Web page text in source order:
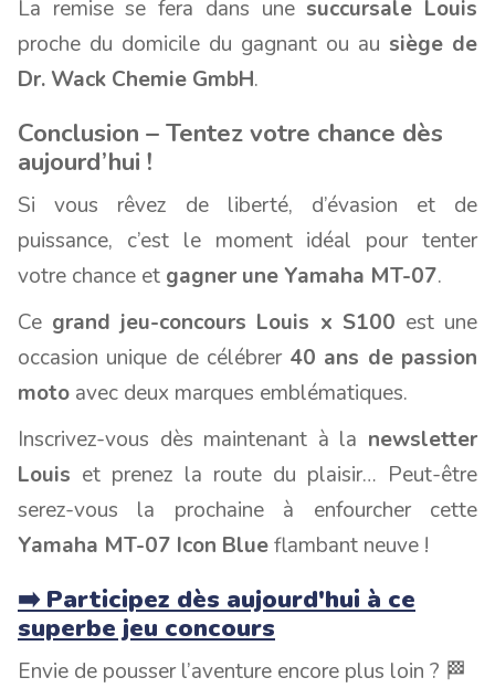
La remise se fera dans une succursale Louis
proche du domicile du gagnant ou au siège de
Dr. Wack Chemie GmbH.
Conclusion – Tentez votre chance dès
aujourd’hui !
Si vous rêvez de liberté, d’évasion et de
puissance, c’est le moment idéal pour tenter
votre chance et gagner une Yamaha MT-07.
Ce grand jeu-concours Louis x S100 est une
occasion unique de célébrer 40 ans de passion
moto avec deux marques emblématiques.
Inscrivez-vous dès maintenant à la newsletter
Louis et prenez la route du plaisir… Peut-être
serez-vous la prochaine à enfourcher cette
Yamaha MT-07 Icon Blueflambant neuve !
➡️ Participez dès aujourd'hui à ce
superbe jeu concours
Envie de pousser l’aventure encore plus loin ? 🏁